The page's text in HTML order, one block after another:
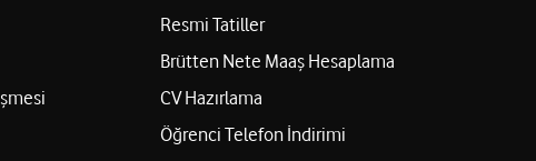
Resmi Tatiller
Brütten Nete Maaş Hesaplama
CV Hazırlama
Öğrenci Telefon İndirimi